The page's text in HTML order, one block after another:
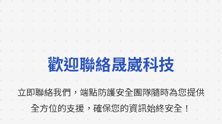
歡迎聯絡晟崴科技
立即聯絡我們，端點防護安全團隊隨時為您提供
全方位的支援，確保您的資訊始終安全！